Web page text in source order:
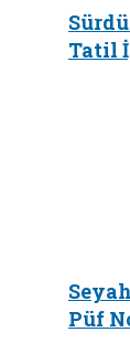
Tatil
Püf